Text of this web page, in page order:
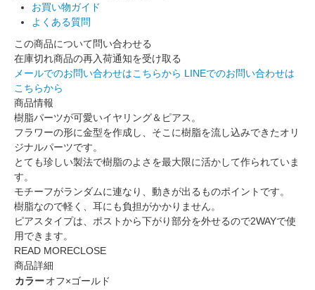
お買い物ガイド
よくある質問
この商品について問い合わせる
在庫切れ商品の再入荷通知を受け取る
メールでのお問い合わせはこちらから LINEでのお問い合わせは
こちらから
商品情報
樹脂パーツが可愛いイヤリング＆ピアス。
フラワーの形に金型を作成し、そこに樹脂を流し込みできたオリ
ジナルパーツです。
とても珍しい製法で樹脂のよさを最大限に活かして作られていま
す。
モチーフがランダムに連なり、動きが出るものポイントです。
樹脂なので軽く、耳にも負担がかかりません。
ピアスタイプは、ポストから下がり部分を外せるので2WAYで使
用できます。
READ MORECLOSE
商品詳細
カラーオフ×ゴールド